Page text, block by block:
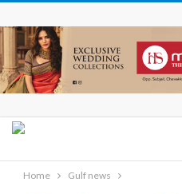
Home Gulf news